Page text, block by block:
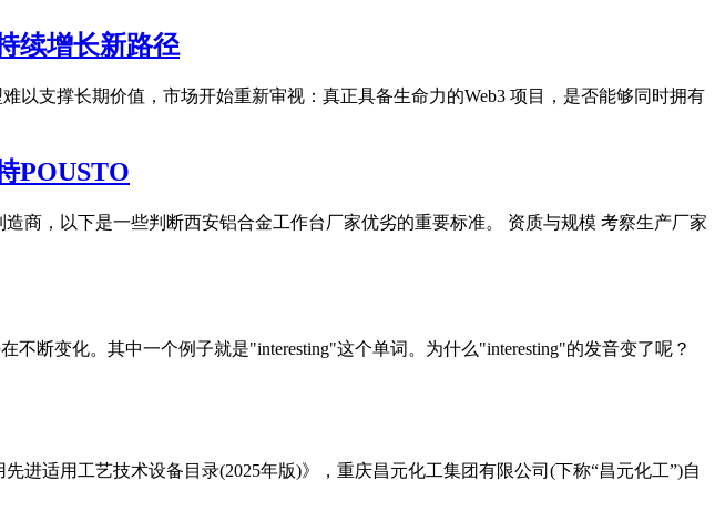
续增长新路径
以支撑长期价值，市场开始重新审视：真正具备生命力的Web3 项目，是否能够同时拥有
POUSTO
商，以下是一些判断西安铝合金工作台厂家优劣的重要标准。 资质与规模 考察生产厂家
断变化。其中一个例子就是"interesting"这个单词。为什么"interesting"的发音变了呢？
适用工艺技术设备目录(2025年版)》，重庆昌元化工集团有限公司(下称“昌元化工”)自